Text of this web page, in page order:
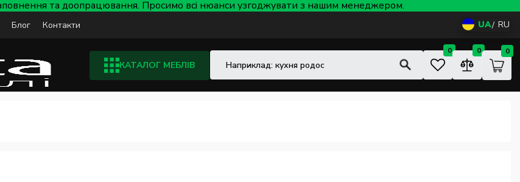
та доопрацювання. Просимо всі нюанси узгоджувати з нашим менеджером.
Блог Контакти UA RU
КАТАЛОГ МЕБЛІВ
0 0 0